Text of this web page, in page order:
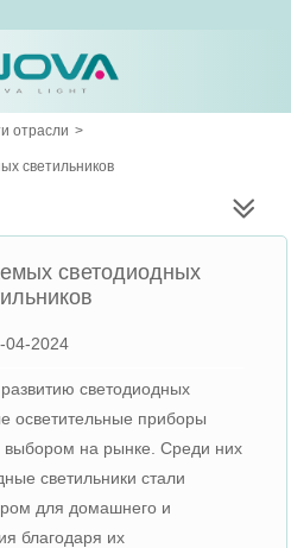
отрасли >
светильников
светодиодных
04-2024
светодиодных
осветительные приборы
выбором на рынке. Среди них
светильники стали
для домашнего и
благодаря их